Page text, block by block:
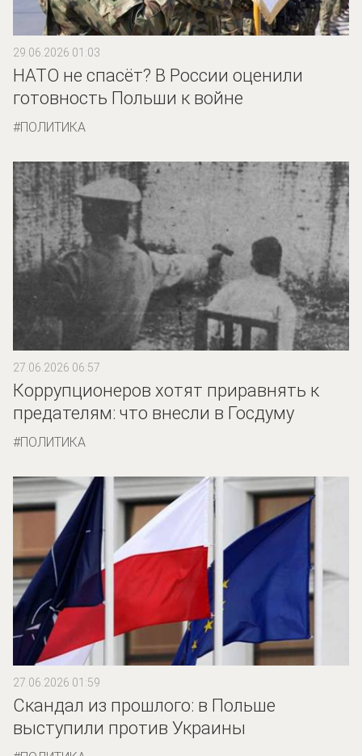
29.06.2026 01:03
НАТО не спасёт? В России оценили
готовность Польши к войне
ПОЛИТИКА
27.06.2026 06:57
Коррупционеров хотят приравнять к
предателям: что внесли в Госдуму
ПОЛИТИКА
27.06.2026 01:59
Скандал из прошлого: в Польше
выступили против Украины